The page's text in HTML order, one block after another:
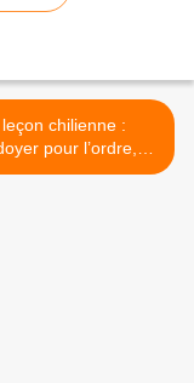
chilienne :
pour l’ordre,
l’autorité et la liberté >